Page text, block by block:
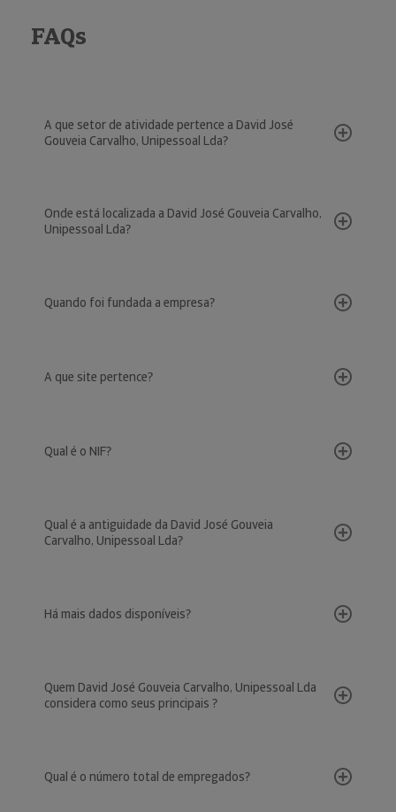
FAQs
A que setor de atividade pertence a David José
Gouveia Carvalho, Unipessoal Lda?
Onde está localizada a David José Gouveia Carvalho,
Unipessoal Lda?
Quando foi fundada a empresa?
A que site pertence?
Qual é o NIF?
Qual é a antiguidade da David José Gouveia
Carvalho, Unipessoal Lda?
Há mais dados disponíveis?
Quem David José Gouveia Carvalho, Unipessoal Lda
considera como seus principais ?
Qual é o número total de empregados?